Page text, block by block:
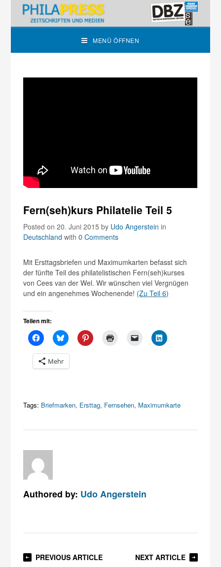
MENÜ ÖFFNEN
Fern(seh)kurs Philatelie Teil 5
Posted on 20. Juni 2015by Udo Angerstein in
Deutschland with0 Comments
Mit Ersttagsbriefen und Maximumkarten befasst sich
der fünfte Teil des philatelistischen Fern(seh)kurses
von Cees van der Wel. Wir wünschen viel Vergnügen
und ein angenehmes Wochenende! (Zu Teil 6)
Teilen mit:
Mehr
Tags: Briefmarken, Ersttag, Fernsehen, Maximumkarte
Authored by: Udo Angerstein
PREVIOUS ARTICLE NEXT ARTICLE